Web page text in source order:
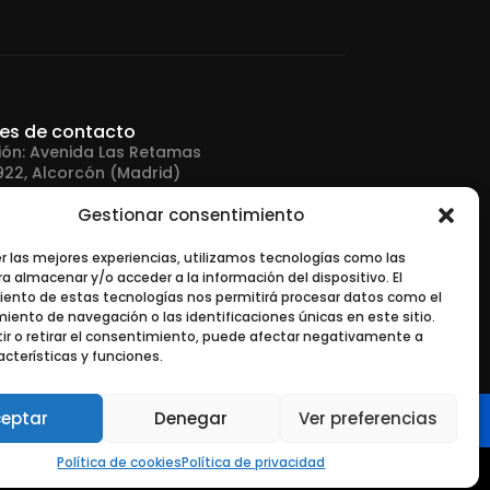
Gestionar consentimiento
las mejores experiencias, utilizamos tecnologías como las
almacenar y/o acceder a la información del dispositivo. El
de estas tecnologías nos permitirá procesar datos como el
de navegación o las identificaciones únicas en este sitio.
o retirar el consentimiento, puede afectar negativamente a
y funciones.
Denegar Ver preferencias
Política de cookiesPolítica de privacidad
de contacto
Avenida Las Retamas
Alcorcón (Madrid)
electrónico: